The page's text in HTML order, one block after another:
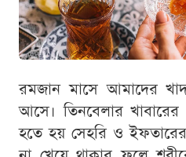
রমজান মাসে আমাদের
আসে। তিনবেলার খাবারের
হতে হয় সেহরি ও